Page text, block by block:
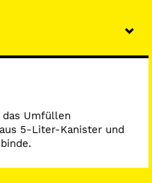
Umfüllen
5-Liter-Kanister und